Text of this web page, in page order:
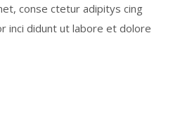
conse ctetur adipitys cing
inci didunt ut labore et dolore